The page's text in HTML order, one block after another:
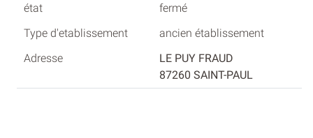
fermé
ancien établissement
LE PUY FRAUD
87260 SAINT-PAUL